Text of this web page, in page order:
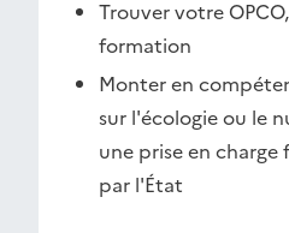
Trouver votre
formation
Monter en
sur l'écologie ou le
une prise en
par l'État